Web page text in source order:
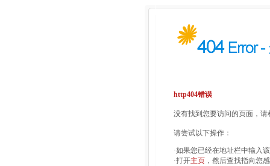
http404错误
没有找到您要访问的页面，
请尝试以下操作：
·如果您已经在地址栏中输入
·打开主页 ，然后查找指向您